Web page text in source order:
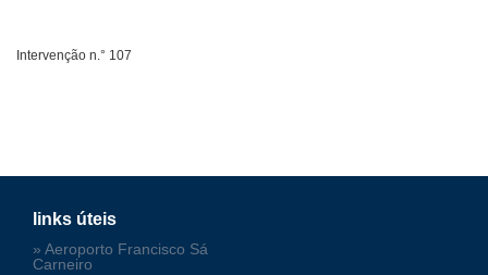
Intervenção n.° 107
links úteis
» Aeroporto Francisco Sá
Carneiro